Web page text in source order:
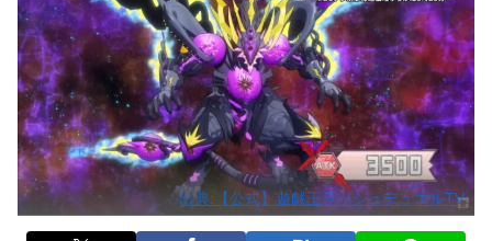
出典:【公式】遊戯王ラッシュデュエルTV